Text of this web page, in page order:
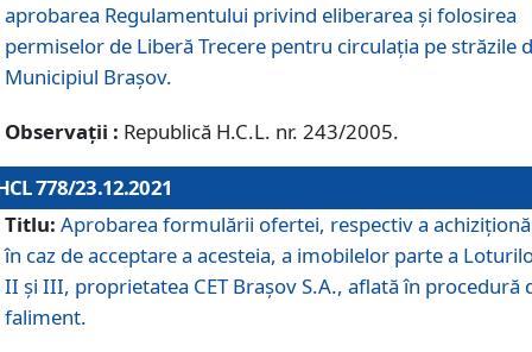
aprobarea Regulamentului privind eliberarea şi folosirea
permiselor de Liberă Trecere pentru circulația pe străzile
Municipiul Braşov.
Observații : Republică H.C.L. nr. 243/2005.
778/23.12.2021
Titlu: Aprobarea formulării ofertei, respectiv a
în caz de acceptare a acesteia, a imobilelor parte a
II și III, proprietatea CET Brașov S.A., aflată în procedură
faliment.